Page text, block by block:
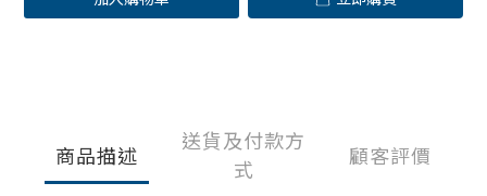
商品描述
送貨及付款方
式
顧客評價